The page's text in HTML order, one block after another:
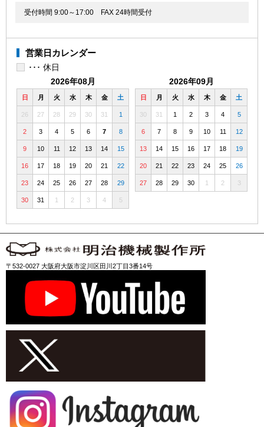
受付時間 9:00～17:00 FAX 24時間受付
営業日カレンダー
･･･ 休日
2026年08月
日 月 火 水 木 金 土
26 27 28 29 30 31 1
2 3 4 5 6 7 8
9 10 11 12 13 14 15
16 17 18 19 20 21 22
23 24 25 26 27 28 29
30 31 1 2 3 4 5
2026年09月
日 月 火 水 木 金 土
30 31 1 2 3 4 5
6 7 8 9 10 11 12
13 14 15 16 17 18 19
20 21 22 23 24 25 26
27 28 29 30 1 2 3
〒532-0027 大阪府大阪市淀川区田川2丁目3番14号